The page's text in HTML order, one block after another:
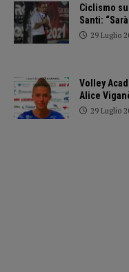
Ciclismo
Santi:
29 Luglio
Volley
Alice
29 Luglio